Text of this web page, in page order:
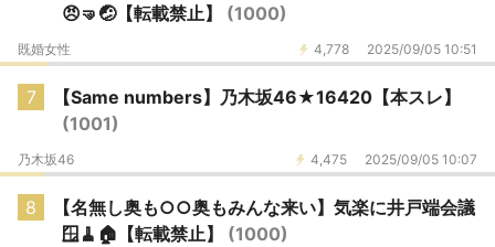
😠🤜🤕【転載禁止】 (1000)
4,778 2025/09/05 10:51
既婚女性
7
【Same numbers】乃木坂46★16420【本スレ】
(1001)
4,475 2025/09/05 10:07
乃木坂46
8
【名無し奥も○○奥もみんな来い】気楽に井戸端会議
🪟🧹🏠️【転載禁止】 (1000)